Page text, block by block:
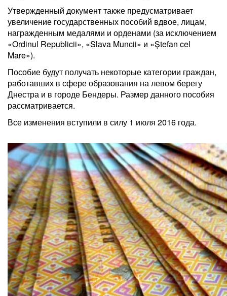
Утвержденный документ также предусматривает
увеличение государственных пособий вдвое, лицам,
награжденным медалями и орденами (за исключением
«Ordinul Republicii», «Slava Muncii» и «Ștefan cel
Mare»).
Пособие будут получать некоторые категории граждан,
работавших в сфере образования на левом берегу
Днестра и в городе Бендеры. Размер данного пособия
рассматривается.
Все изменения вступили в силу 1 июля 2016 года.